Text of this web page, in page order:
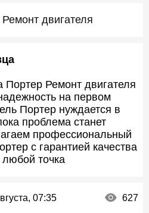
Ремонт двигателя
Портер Ремонт двигателя
на первом
Портер нуждается в
проблема станет
профессиональный
с гарантией качества
точка
07:35 627